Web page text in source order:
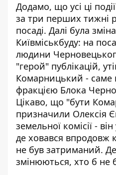
Додамо, що усі ці
за три перших тижні
посаді. Далі була
Київміськбуду: на
людини
"герой" публікацій,
Комарницький - саме
фракцією Блока
Цікаво, що "бути
призначили Олексія
земельної комісії -
де ховався впродовж
не був затриманий.
змінюються, хто б не